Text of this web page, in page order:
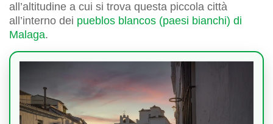
all’altitudine a cui si trova questa piccola città
all’interno dei pueblos blancos (paesi bianchi) di
Malaga.